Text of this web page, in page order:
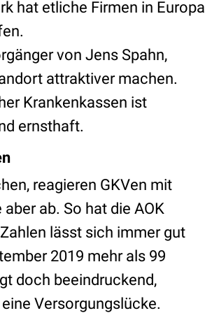
hat etliche Firmen in Europa
von Jens Spahn,
attraktiver machen.
Krankenkassen ist
ernsthaft.
reagieren GKVen mit
ab. So hat die AOK
lässt sich immer gut
2019 mehr als 99
doch beeindruckend,
Versorgungslücke.